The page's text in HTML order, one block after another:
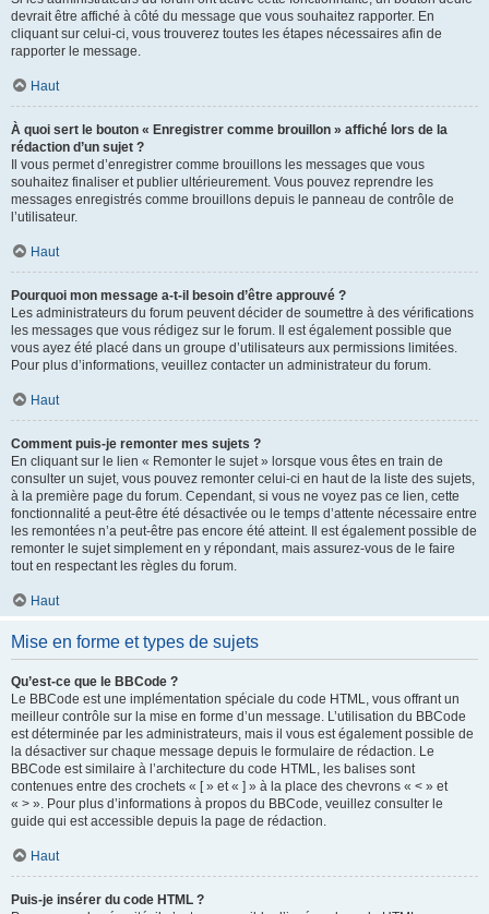
devrait être affiché à côté du message que vous souhaitez rapporter. En
cliquant sur celui-ci, vous trouverez toutes les étapes nécessaires afin de
rapporter le message.
Haut
À quoi sert le bouton « Enregistrer comme brouillon » affiché lors de la
rédaction d’un sujet ?
Il vous permet d’enregistrer comme brouillons les messages que vous
souhaitez finaliser et publier ultérieurement. Vous pouvez reprendre les
messages enregistrés comme brouillons depuis le panneau de contrôle de
l’utilisateur.
Haut
Pourquoi mon message a-t-il besoin d’être approuvé ?
Les administrateurs du forum peuvent décider de soumettre à des vérifications
les messages que vous rédigez sur le forum. Il est également possible que
vous ayez été placé dans un groupe d’utilisateurs aux permissions limitées.
Pour plus d’informations, veuillez contacter un administrateur du forum.
Haut
Comment puis-je remonter mes sujets ?
En cliquant sur le lien « Remonter le sujet » lorsque vous êtes en train de
consulter un sujet, vous pouvez remonter celui-ci en haut de la liste des sujets,
à la première page du forum. Cependant, si vous ne voyez pas ce lien, cette
fonctionnalité a peut-être été désactivée ou le temps d’attente nécessaire entre
les remontées n’a peut-être pas encore été atteint. Il est également possible de
remonter le sujet simplement en y répondant, mais assurez-vous de le faire
tout en respectant les règles du forum.
Haut
Mise en forme et types de sujets
Qu’est-ce que le BBCode ?
Le BBCode est une implémentation spéciale du code HTML, vous offrant un
meilleur contrôle sur la mise en forme d’un message. L’utilisation du BBCode
est déterminée par les administrateurs, mais il vous est également possible de
la désactiver sur chaque message depuis le formulaire de rédaction. Le
BBCode est similaire à l’architecture du code HTML, les balises sont
contenues entre des crochets « [ » et « ] » à la place des chevrons « < » et
« > ». Pour plus d’informations à propos du BBCode, veuillez consulter le
guide qui est accessible depuis la page de rédaction.
Haut
Puis-je insérer du code HTML ?